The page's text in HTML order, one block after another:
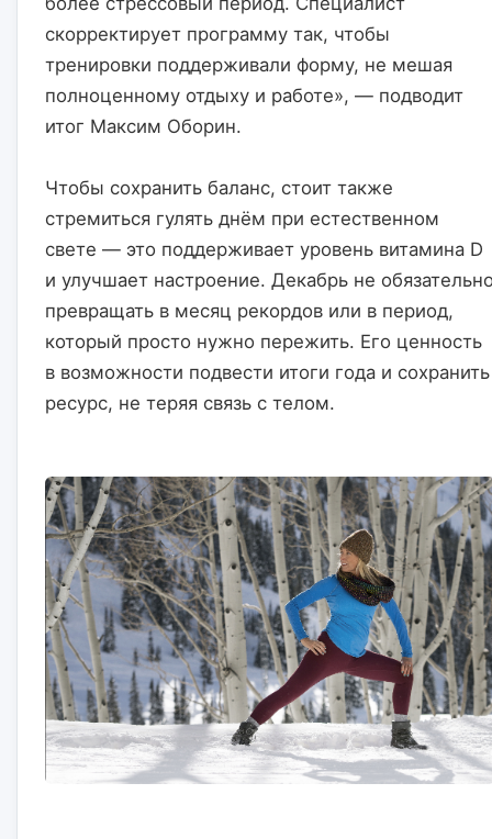
скорректирует программу так, чтобы
тренировки поддерживали форму, не мешая
полноценному отдыху и работе», — подводит
итог Максим Оборин.
Чтобы сохранить баланс, стоит также
стремиться гулять днём при естественном
свете — это поддерживает уровень витамина D
и улучшает настроение. Декабрь не
превращать в месяц рекордов или в период,
который просто нужно пережить. Его ценность
в возможности подвести итоги года и сохранить
ресурс, не теряя связь с телом.